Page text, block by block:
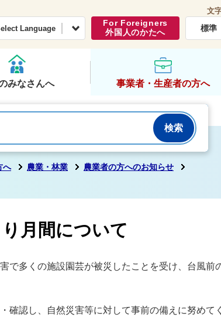
常総市公式ホームページくらし・行政
Language
For Foreigners
外国人のかたへ
文
標準
みなさんへ 事業者・生産者の方へ
へ 農業・林業
農業者の方へのお知らせ
月間について
で多くの施設園芸が被災したことを受け、台風前
確認し、自然災害等に対して事前の備えに努めて